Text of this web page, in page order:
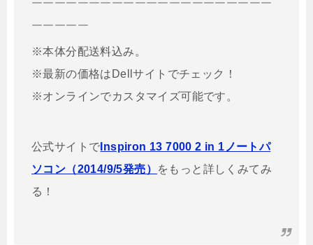
￣￣￣￣￣￣￣￣￣￣￣￣￣￣￣￣￣￣￣￣￣
￣￣￣￣￣
※本体分配送料込み。
※最新の価格はDellサイトでチェック！
※オンラインでカスタマイズ可能です。
公式サイトで Inspiron 13 7000 2 in 1ノートパ
ソコン（2014/9/5発売）
をもっと詳しくみてみ
る！